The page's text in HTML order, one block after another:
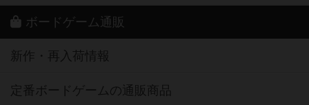
ボードゲーム通販
新作・再入荷情報
定番ボードゲームの通販商品